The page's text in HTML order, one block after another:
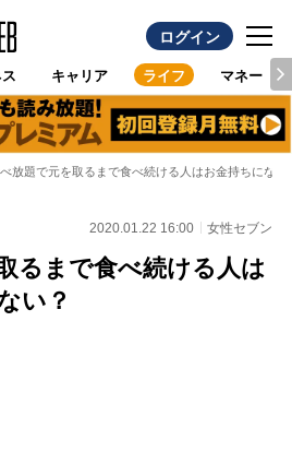
ログイン
キャリア ライフ マネー
放題で元を取るまで食べ続ける人はお金持ちになれ
2020.01.22 16:00 女性セブン
るまで食べ続ける人は
い？